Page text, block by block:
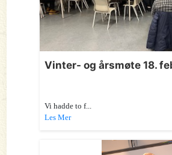
Vinter- og årsmøte 18.
Vi hadde to f...
Les Mer